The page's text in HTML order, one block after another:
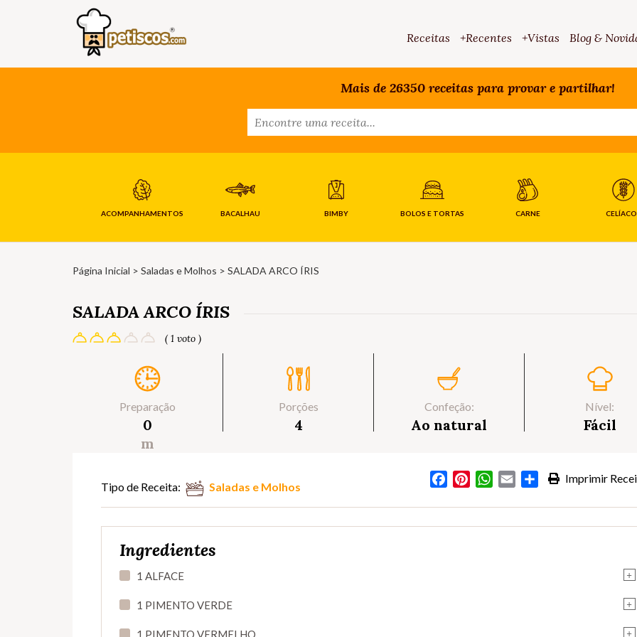
Receitas +Recentes +Vistas Blog &
Mais de 26350 receitas para provar e partilhar!
ACOMPANHAMENTOS BACALHAU BIMBY BOLOS E TORTAS CARNE
Página Inicial > Saladas e Molhos > SALADA ARCO ÍRIS
SALADA ARCO ÍRIS
( 1 voto )
Preparação
0
m
Porções
4
Confeção:
Ao natural
Nível:
Fácil
Imprimir
FacebookPinterestWhatsApp
Email Partilhar
Tipo de Receita: Saladas e Molhos
Ingredientes
+
1 ALFACE
+
1 PIMENTO VERDE
+
1 PIMENTO VERMELHO